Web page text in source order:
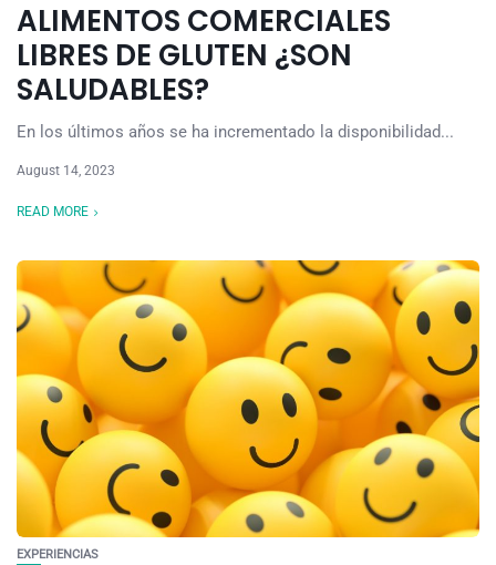
ALIMENTOS COMERCIALES
LIBRES DE GLUTEN ¿SON
SALUDABLES?
En los últimos años se ha incrementado la disponibilidad...
August 14, 2023
READ MORE
EXPERIENCIAS